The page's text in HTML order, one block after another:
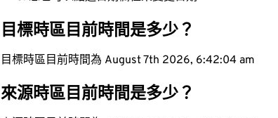
目標時區目前時間是多少？
目標時區目前時間為 August 7th 2026, 6:42:05 am
來源時區目前時間是多少？